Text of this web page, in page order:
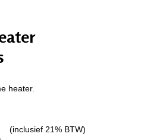
heater.
(inclusief 21% BTW)